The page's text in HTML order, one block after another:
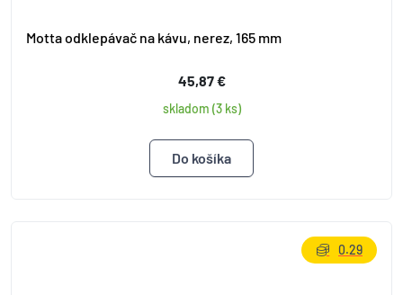
Motta odklepávač na kávu, nerez, 165 mm
45,87 €
skladom (3 ks)
0.29